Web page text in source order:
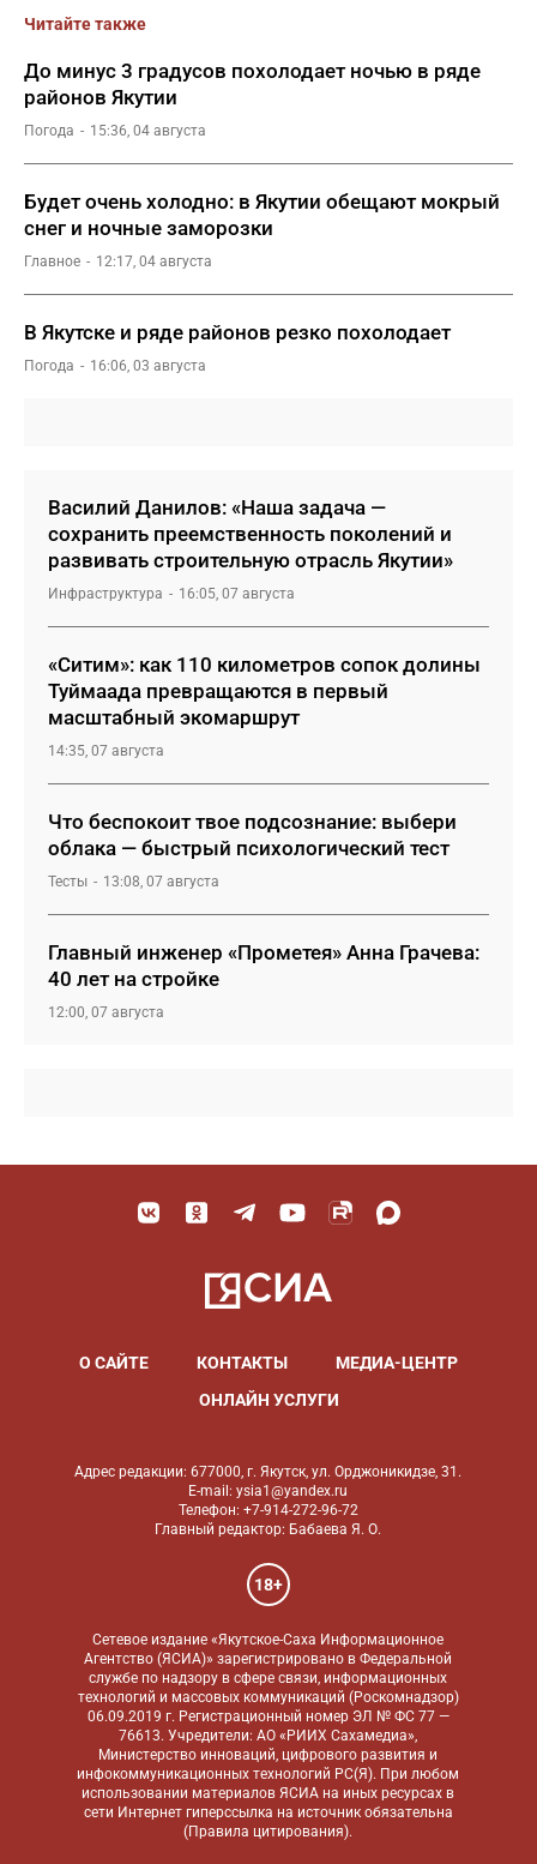
Читайте также
До минус 3 градусов похолодает ночью в ряде
районов Якутии
Погода 15:36, 04 августа
Будет очень холодно: в Якутии обещают мокрый
снег и ночные заморозки
Главное 12:17, 04 августа
В Якутске и ряде районов резко похолодает
Погода 16:06, 03 августа
Василий Данилов: «Наша задача —
сохранить преемственность поколений и
развивать строительную отрасль Якутии»
Инфраструктура 16:05, 07 августа
«Ситим»: как 110 километров сопок долины
Туймаада превращаются в первый
масштабный экомаршрут
14:35, 07 августа
Что беспокоит твое подсознание: выбери
облака — быстрый психологический тест
Тесты 13:08, 07 августа
Главный инженер «Прометея» Анна Грачева:
40 лет на стройке
12:00, 07 августа
О САЙТЕ КОНТАКТЫ
МЕДИА-ЦЕНТР
ОНЛАЙН УСЛУГИ
Адрес редакции: 677000, г. Якутск, ул. Орджоникидзе, 31.
E-mail: ysia1@yandex.ru
Телефон: +7-914-272-96-72
Главный редактор: Бабаева Я. О.
18+
Сетевое издание «Якутское-Саха Информационное
Агентство (ЯСИА)» зарегистрировано в Федеральной
службе по надзору в сфере связи, информационных
технологий и массовых коммуникаций (Роскомнадзор)
06.09.2019 г. Регистрационный номер ЭЛ № ФС 77 —
76613. Учредители: АО «РИИХ Сахамедиа»,
Министерство инноваций, цифрового развития и
инфокоммуникационных технологий РС(Я). При любом
использовании материалов ЯСИА на иных ресурсах в
сети Интернет гиперссылка на источник обязательна
(Правила цитирования).